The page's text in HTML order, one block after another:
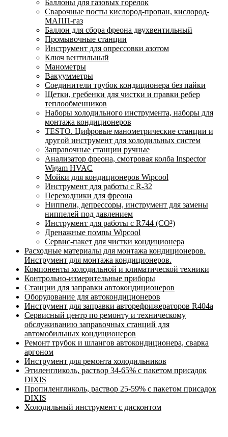
Баллоны для газовых горелок
Сварочные посты кислород-пропан, кислород-
МАПП-газ
Баллон для сбора фреона двухвентильный
Промывочные станции
Инструмент для опрессовки азотом
Ключ вентильный
Манометры
Вакуумметры
Соединители трубок кондиционера без пайки
Щетки, гребенки для чистки и правки ребер
теплообменников
Наборы холодильного инструмента, наборы для
монтажа кондиционеров
TESTO. Цифровые манометрические станции и
другой инструмент для холодильных систем
Заправочные станции ручные
Анализатор фреона, смотровая колба Inspector
Wigam HVAC
Мойки для кондиционеров Wipcool
Инструмент для работы с R-32
Переходники для фреона
Ниппели, депрессоры, инструмент для замены
ниппелей под давлением
Инструмент для работы с R744 (CO²)
Дренажные помпы Wipcool
Сервис-пакет для чистки кондиционера
Расходные материалы для монтажа кондиционеров.
Инструмент для монтажа кондиционеров.
Компоненты холодильной и климатической техники
Контрольно-измерительные приборы
Станции для заправки автокондиционеров
Оборудование для автокондиционеров
Инструмент для заправки авторефрижераторов R404a
Сервисный центр по ремонту и техническому
обслуживанию заправочных станций для
автомобильных кондиционеров
Ремонт трубок и шлангов автокондиционера, сварка
аргоном
Инструмент для ремонта холодильников
Этиленгликоль, раствор 34-65% с пакетом присадок
DIXIS
Пропиленгликоль, раствор 25-59% с пакетом присадок
DIXIS
Холодильный инструмент с дисконтом